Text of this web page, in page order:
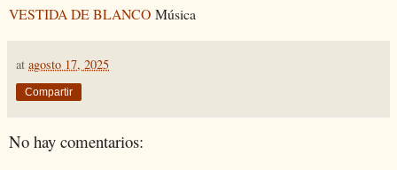
VESTIDA DE BLANCO Música
at agosto 17, 2025
Compartir
No hay comentarios: